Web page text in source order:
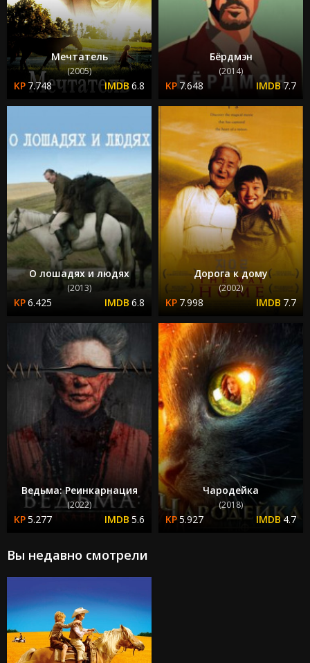
Мечтатель
(2005)
7.748 6.8
Бёрдмэн
(2014)
7.648 7.7
О лошадях и людях
(2013)
6.425 6.8
Дорога к дому
(2002)
7.998 7.7
Ведьма: Реинкарнация
(2022)
5.277 5.6
Чародейка
(2018)
5.927 4.7
Вы недавно смотрели